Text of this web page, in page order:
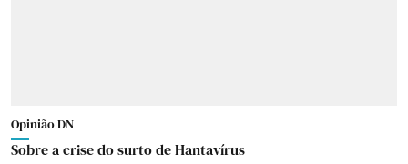
Opinião DN
Sobre a crise do surto de Hantavírus